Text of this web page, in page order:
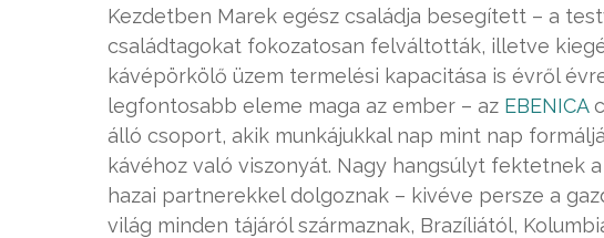
Kezdetben Marek egész családja besegített – a
családtagokat fokozatosan felváltották, illetve
kávépörkölő üzem termelési kapacitása is évről
legfontosabb eleme maga az ember – az EBENICA
álló csoport, akik munkájukkal nap mint nap
kávéhoz való viszonyát. Nagy hangsúlyt fektetnek
hazai partnerekkel dolgoznak – kivéve persze a
világ minden tájáról származnak, Brazíliától,